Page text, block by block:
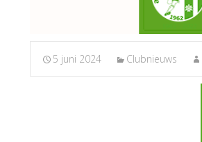
5 juni 2024 Clubnieuws